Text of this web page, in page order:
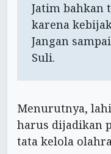
Jatim bahkan
karena
Jangan
Suli.
Menurutnya,
harus dijadikan
tata kelola